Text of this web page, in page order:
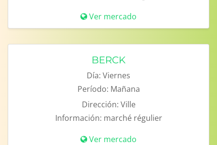
Ver mercado
BERCK
Día: Viernes
Período: Mañana
Dirección: Ville
Información: marché régulier
Ver mercado